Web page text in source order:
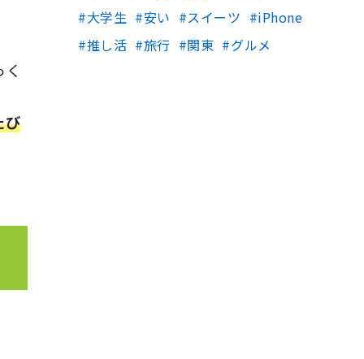
び
大学生
安い スイーツ
iPhone
推し活
旅行 関東 グルメ